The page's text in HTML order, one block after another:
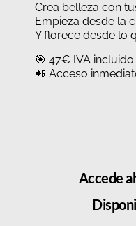
Crea belleza con
Empieza desde la
Y florece desde lo
🎯 47€ IVA incluido
📲 Acceso
Accede